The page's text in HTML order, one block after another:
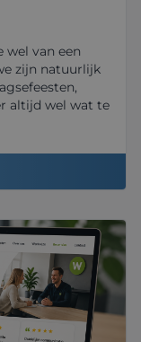
wel van een
zijn natuurlijk
altijd wel wat te